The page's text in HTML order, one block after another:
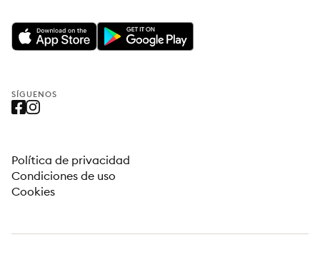
SÍGUENOS
Política de privacidad
Condiciones de uso
Cookies